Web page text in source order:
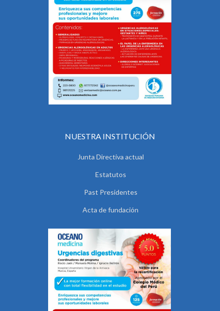
NUESTRA INSTITUCIÓN
Junta Directiva actual
Estatutos
Past Presidentes
Acta de fundación